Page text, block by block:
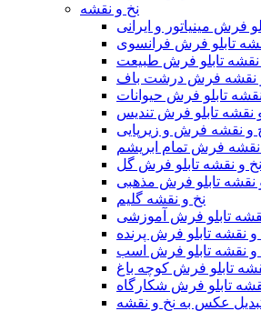
نخ و نقشه
فرش مینیاتور و ایرانی
تابلو فرش فرانسوی
نقشه تابلو فرش طبیعت
نقشه فرش درشت باف
تابلو فرش حیوانات
نقشه تابلو فرش تندیس
و نقشه فرش و زیرپایی
نقشه فرش تمام ابریشم
نخ و نقشه تابلو فرش گل
نقشه تابلو فرش مذهبی
نخ و نقشه گلیم
تابلو فرش آموزشی
و نقشه تابلو فرش پرنده
و نقشه تابلو فرش اسب
تابلو فرش کوچه باغ
تابلو فرش شکارگاه
عکس به نخ و نقشه